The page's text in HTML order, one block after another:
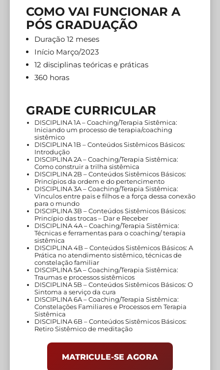
COMO VAI FUNCIONAR A
PÓS GRADUAÇÃO
Duração 12 meses
Início Março/2023
12 disciplinas teóricas e práticas
360 horas
GRADE CURRICULAR
DISCIPLINA 1A – Coaching/Terapia Sistêmica:
Iniciando um processo de terapia/coaching
sistêmico
DISCIPLINA 1B – Conteúdos Sistêmicos Básicos:
Introdução
DISCIPLINA 2A – Coaching/Terapia Sistêmica:
Como construir a trilha sistêmica
DISCIPLINA 2B – Conteúdos Sistêmicos Básicos:
Princípios da ordem e do pertencimento
DISCIPLINA 3A – Coaching/Terapia Sistêmica:
Vínculos entre pais e filhos e a força dessa conexão
para o mundo
DISCIPLINA 3B – Conteúdos Sistêmicos Básicos:
Princípio das trocas – Dar e Receber
DISCIPLINA 4A – Coaching/Terapia Sistêmica:
Técnicas e ferramentas para o coaching/ terapia
sistêmica
DISCIPLINA 4B – Conteúdos Sistêmicos Básicos: A
Prática no atendimento sistêmico, técnicas de
constelação familiar
DISCIPLINA 5A – Coaching/Terapia Sistêmica:
Traumas e processos sistêmicos
DISCIPLINA 5B – Conteúdos Sistêmicos Básicos: O
Sintoma a serviço da cura
DISCIPLINA 6A – Coaching/Terapia Sistêmica:
Constelações Familiares e Processos em Terapia
Sistêmica
DISCIPLINA 6B – Conteúdos Sistêmicos Básicos:
Retiro Sistêmico de meditação
MATRICULE-SE AGORA